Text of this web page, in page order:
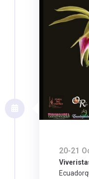
20-21